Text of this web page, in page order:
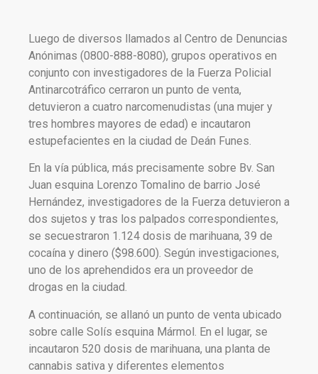
Luego de diversos llamados al Centro de Denuncias
Anónimas (0800-888-8080), grupos operativos en
conjunto con investigadores de la Fuerza Policial
Antinarcotráfico cerraron un punto de venta,
detuvieron a cuatro narcomenudistas (una mujer y
tres hombres mayores de edad) e incautaron
estupefacientes en la ciudad de Deán Funes.
En la vía pública, más precisamente sobre Bv. San
Juan esquina Lorenzo Tomalino de barrio José
Hernández, investigadores de la Fuerza detuvieron a
dos sujetos y tras los palpados correspondientes,
se secuestraron 1.124 dosis de marihuana, 39 de
cocaína y dinero ($98.600). Según investigaciones,
uno de los aprehendidos era un proveedor de
drogas en la ciudad.
A continuación, se allanó un punto de venta ubicado
sobre calle Solís esquina Mármol. En el lugar, se
incautaron 520 dosis de marihuana, una planta de
cannabis sativa y diferentes elementos